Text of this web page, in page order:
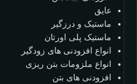
عایق
ماستیک و درزگیر
ماستیک پلی اورتان
انواع افزودنی های زودگیر
انواع ملزومات بتن ریزی
افزودنی های بتن